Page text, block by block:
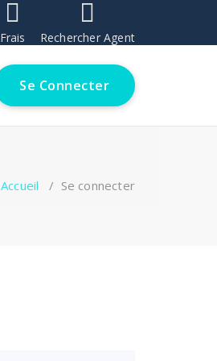
Frais Rechercher Agent
Se Connecter
Accueil / Se connecter